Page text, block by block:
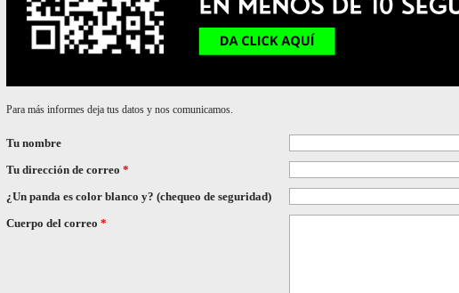
Para más informes deja tus datos y nos comunicamos.
Tu nombre
Tu dirección de correo *
¿Un panda es color blanco y? (chequeo de seguridad)
Cuerpo del correo *